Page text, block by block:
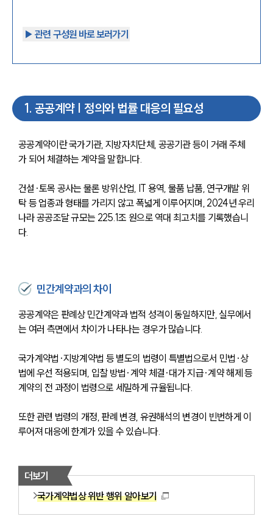
▶︎ 관련 구성원 바로 보러가기
1. 공공계약 | 정의와 법률 대응의 필요성
공공계약이란 국가기관, 지방자치단체, 공공기관 등이 거래 주체
가 되어 체결하는 계약을 말합니다.
건설·토목 공사는 물론 방위산업, IT 용역, 물품 납품, 연구개발 위
탁 등 업종과 형태를 가리지 않고 폭넓게 이루어지며, 2024년 우리
나라 공공조달 규모는 225.1조 원으로 역대 최고치를 기록했습니
다.
민간계약과의 차이
공공계약은 판례상 민간계약과 법적 성격이 동일하지만, 실무에서
는 여러 측면에서 차이가 나타나는 경우가 많습니다.
국가계약법·지방계약법 등 별도의 법령이 특별법으로서 민법·상
법에 우선 적용되며, 입찰 방법·계약 체결·대가 지급·계약 해제 등
계약의 전 과정이 법령으로 세밀하게 규율됩니다.
또한 관련 법령의 개정, 판례 변경, 유권해석의 변경이 빈번하게 이
루어져 대응에 한계가 있을 수 있습니다.
더보기
국가계약법상 위반 행위 알아보기